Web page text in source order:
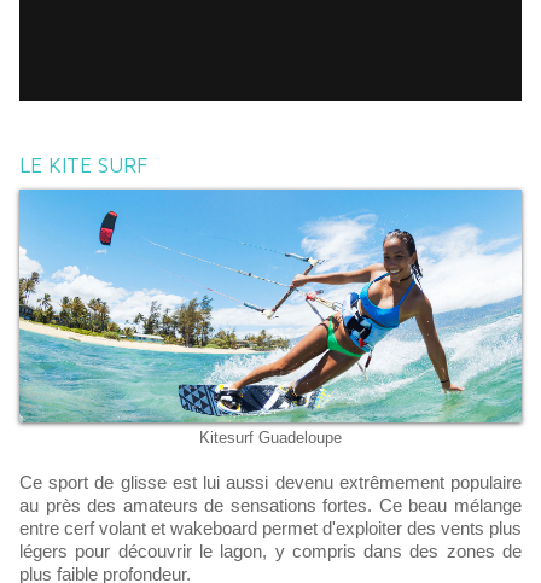
LE KITE SURF
Kitesurf Guadeloupe
Ce sport de glisse est lui aussi devenu extrêmement populaire
au près des amateurs de sensations fortes. Ce beau mélange
entre cerf volant et wakeboard permet d'exploiter des vents plus
légers pour découvrir le lagon, y compris dans des zones de
plus faible profondeur.